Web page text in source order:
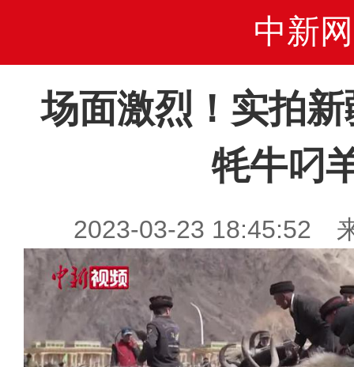
中新网
场面激烈！实拍
牦牛叼
2023-03-23 18:45:52